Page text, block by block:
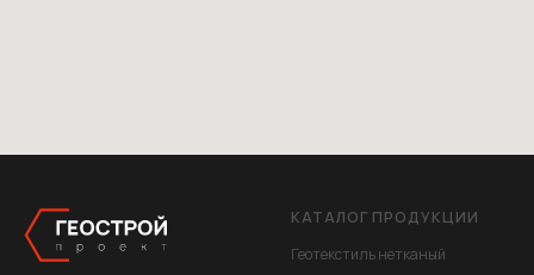
КАТАЛОГ ПРОДУКЦИИ
Геотекстиль нетканый